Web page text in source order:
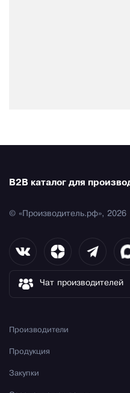
B2B каталог для
© «Производитель.рф», 2026
Чат производителей
Производители
Продукция
Закупки